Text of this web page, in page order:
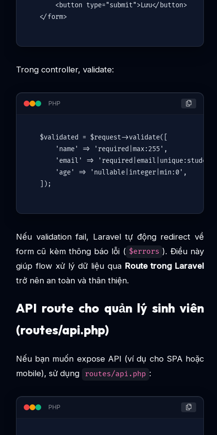
    <button type="submit">Lưu</button>
Trong controller, validate:
PHP
$validated = $request->validate([
'name'
=> 'required|max:255' ,
'email'
=>
'age'
=> 'nullable|integer|min:0' ,
Nếu validation fail, Laravel tự động redirect về
form cũ kèm thông báo lỗi ( $errors ). Điều này
giúp flow xử lý dữ liệu qua Route trong Laravel
trở nên an toàn và thân thiện.
API route cho quản lý sinh viên
(routes/api.php)
Nếu bạn muốn expose API (ví dụ cho SPA hoặc
mobile), sử dụng
routes/api.php :
PHP